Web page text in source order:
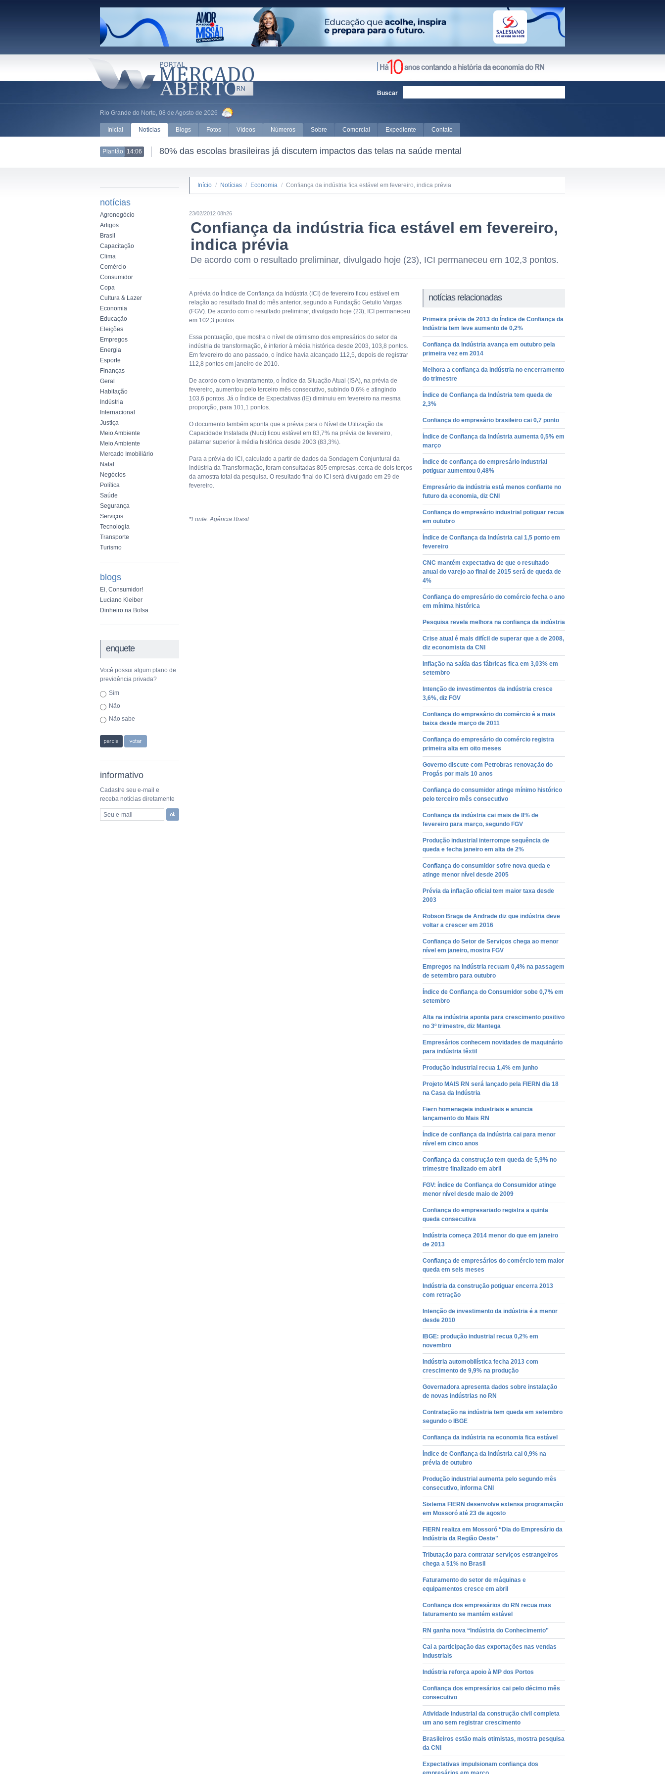
Rio Grande do Norte, 08 de Agosto de 2026
Buscar
Inicial Notícias Blogs Fotos Vídeos Números Sobre Comercial Expediente Contato
Plantão 14:06 80% das escolas brasileiras já discutem impactos das telas na saúde mental
notícias
Agronegócio
Artigos
Brasil
Capacitação
Clima
Comércio
Consumidor
Copa
Cultura & Lazer
Economia
Educação
Eleições
Empregos
Energia
Esporte
Finanças
Geral
Habitação
Indústria
Internacional
Justiça
Meio Ambiente
Meio Ambiente
Mercado Imobiliário
Natal
Negócios
Política
Saúde
Segurança
Serviços
Tecnologia
Transporte
Turismo
blogs
Ei, Consumidor!
Luciano Kleiber
Dinheiro na Bolsa
enquete
Você possui algum plano de
previdência privada?
Sim
Não
Não sabe
informativo
Cadastre seu e-mail e
receba notícias diretamente
Seu e-mail
Início / Notícias / Economia / Confiança da indústria fica estável em fevereiro, indica prévia
23/02/2012 08h26
Confiança da indústria fica estável em fevereiro,
indica prévia
De acordo com o resultado preliminar, divulgado hoje (23), ICI permaneceu em 102,3 pontos.
notícias relacionadas
Primeira prévia de 2013 do Índice de Confiança da
Indústria tem leve aumento de 0,2%
Confiança da Indústria avança em outubro pela
primeira vez em 2014
Melhora a confiança da indústria no encerramento
do trimestre
Índice de Confiança da Indústria tem queda de
2,3%
Confiança do empresário brasileiro cai 0,7 ponto
Índice de Confiança da Indústria aumenta 0,5% em
março
Índice de confiança do empresário industrial
potiguar aumentou 0,48%
Empresário da indústria está menos confiante no
futuro da economia, diz CNI
Confiança do empresário industrial potiguar recua
em outubro
Índice de Confiança da Indústria cai 1,5 ponto em
fevereiro
CNC mantém expectativa de que o resultado
anual do varejo ao final de 2015 será de queda de
4%
Confiança do empresário do comércio fecha o ano
em mínima histórica
Pesquisa revela melhora na confiança da indústria
Crise atual é mais difícil de superar que a de 2008,
diz economista da CNI
Inflação na saída das fábricas fica em 3,03% em
setembro
Intenção de investimentos da indústria cresce
3,6%, diz FGV
Confiança do empresário do comércio é a mais
baixa desde março de 2011
Confiança do empresário do comércio registra
primeira alta em oito meses
Governo discute com Petrobras renovação do
Progás por mais 10 anos
Confiança do consumidor atinge mínimo histórico
pelo terceiro mês consecutivo
Confiança da indústria cai mais de 8% de
fevereiro para março, segundo FGV
Produção industrial interrompe sequência de
queda e fecha janeiro em alta de 2%
Confiança do consumidor sofre nova queda e
atinge menor nível desde 2005
Prévia da inflação oficial tem maior taxa desde
2003
Robson Braga de Andrade diz que indústria deve
voltar a crescer em 2016
Confiança do Setor de Serviços chega ao menor
nível em janeiro, mostra FGV
Empregos na indústria recuam 0,4% na passagem
de setembro para outubro
Índice de Confiança do Consumidor sobe 0,7% em
setembro
Alta na indústria aponta para crescimento positivo
no 3º trimestre, diz Mantega
Empresários conhecem novidades de maquinário
para indústria têxtil
Produção industrial recua 1,4% em junho
Projeto MAIS RN será lançado pela FIERN dia 18
na Casa da Indústria
Fiern homenageia industriais e anuncia
lançamento do Mais RN
Índice de confiança da indústria cai para menor
nível em cinco anos
Confiança da construção tem queda de 5,9% no
trimestre finalizado em abril
FGV: índice de Confiança do Consumidor atinge
menor nível desde maio de 2009
Confiança do empresariado registra a quinta
queda consecutiva
Indústria começa 2014 menor do que em janeiro
de 2013
Confiança de empresários do comércio tem maior
queda em seis meses
Indústria da construção potiguar encerra 2013
com retração
Intenção de investimento da indústria é a menor
desde 2010
IBGE: produção industrial recua 0,2% em
novembro
Indústria automobilística fecha 2013 com
crescimento de 9,9% na produção
Governadora apresenta dados sobre instalação
de novas indústrias no RN
Contratação na indústria tem queda em setembro
segundo o IBGE
Confiança da indústria na economia fica estável
Índice de Confiança da Indústria cai 0,9% na
prévia de outubro
Produção industrial aumenta pelo segundo mês
consecutivo, informa CNI
Sistema FIERN desenvolve extensa programação
em Mossoró até 23 de agosto
FIERN realiza em Mossoró “Dia do Empresário da
Indústria da Região Oeste"
Tributação para contratar serviços estrangeiros
chega a 51% no Brasil
Faturamento do setor de máquinas e
equipamentos cresce em abril
Confiança dos empresários do RN recua mas
faturamento se mantém estável
RN ganha nova “Indústria do Conhecimento”
Cai a participação das exportações nas vendas
industriais
Indústria reforça apoio à MP dos Portos
Confiança dos empresários cai pelo décimo mês
consecutivo
Atividade industrial da construção civil completa
um ano sem registrar crescimento
Brasileiros estão mais otimistas, mostra pesquisa
da CNI
Expectativas impulsionam confiança dos
A prévia do Índice de Confiança da Indústria (ICI) de fevereiro ficou estável em
relação ao resultado final do mês anterior, segundo a Fundação Getulio Vargas
(FGV). De acordo com o resultado preliminar, divulgado hoje (23), ICI permaneceu
em 102,3 pontos.
Essa pontuação, que mostra o nível de otimismo dos empresários do setor da
indústria de transformação, é inferior à média histórica desde 2003, 103,8 pontos.
Em fevereiro do ano passado, o índice havia alcançado 112,5, depois de registrar
112,8 pontos em janeiro de 2010.
De acordo com o levantamento, o Índice da Situação Atual (ISA), na prévia de
fevereiro, aumentou pelo terceiro mês consecutivo, subindo 0,6% e atingindo
103,6 pontos. Já o Índice de Expectativas (IE) diminuiu em fevereiro na mesma
proporção, para 101,1 pontos.
O documento também aponta que a prévia para o Nível de Utilização da
Capacidade Instalada (Nuci) ficou estável em 83,7% na prévia de fevereiro,
patamar superior à média histórica desde 2003 (83,3%).
Para a prévia do ICI, calculado a partir de dados da Sondagem Conjuntural da
Indústria da Transformação, foram consultadas 805 empresas, cerca de dois terços
da amostra total da pesquisa. O resultado final do ICI será divulgado em 29 de
fevereiro.
*Fonte: Agência Brasil